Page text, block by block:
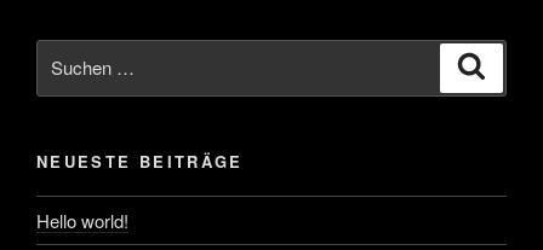
NEUESTE BEITRÄGE
Hello world!